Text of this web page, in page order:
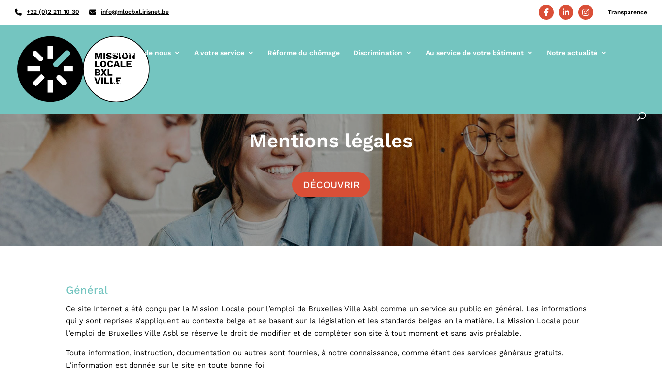
+32 (0)2 211 10 30 info@mlocbxl.irisnet.be Transparence
A propos de nous A votre service Réforme du chômage Discrimination Au service de votre bâtiment Notre actualité
Contact
Mentions légales
DÉCOUVRIR
Général
Ce site Internet a été conçu par la Mission Locale pour l’emploi de Bruxelles Ville Asbl comme un service au public en général. Les informations
qui y sont reprises s’appliquent au contexte belge et se basent sur la législation et les standards belges en la matière. La Mission Locale pour
l’emploi de Bruxelles Ville Asbl se réserve le droit de modifier et de compléter son site à tout moment et sans avis préalable.
Toute information, instruction, documentation ou autres sont fournies, à notre connaissance, comme étant des services généraux gratuits.
L’information est donnée sur le site en toute bonne foi.